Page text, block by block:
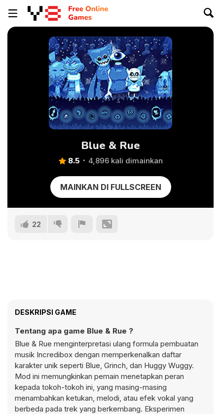
Blue & Rue
8.5 4,896 kali dimainkan
MAINKAN DI FULLSCREEN
22
DESKRIPSI GAME
Tentang apa game Blue & Rue ?
Blue & Rue menginterpretasi ulang formula pembuatan
musik Incredibox dengan memperkenalkan daftar
karakter unik seperti Blue, Grinch, dan Huggy Wuggy.
Mod ini memungkinkan pemain menetapkan peran
kepada tokoh-tokoh ini, yang masing-masing
menambahkan ketukan, melodi, atau efek vokal yang
berbeda pada trek yang berkembang. Eksperimen